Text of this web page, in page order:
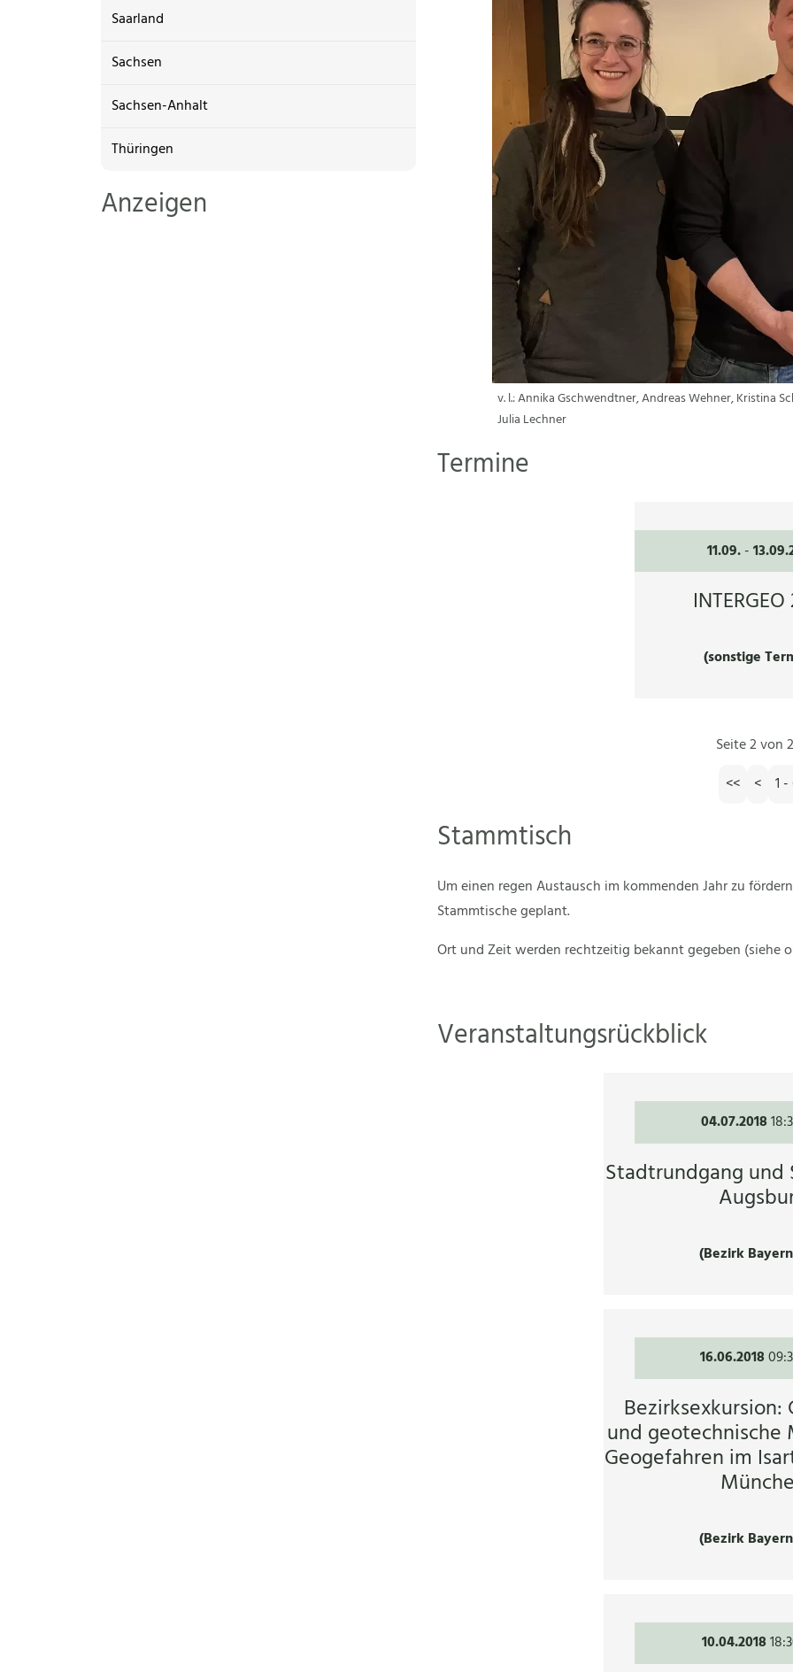
Saarland
Sachsen
Sachsen-Anhalt
Thüringen
Anzeigen
v. l.: Annika Gschwendtner, Andreas Wehner, Kristina
Julia Lechner
Termine
11.09.-
(sonstige
Seite 2 von
<<
< 1 -
Stammtisch
Um einen regen Austausch im kommenden Jahr zu
Stammtische geplant.
Ort und Zeit werden rechtzeitig bekannt gegeben (siehe
Veranstaltungsrückblick
04.07.2018
Stadtrundgang und
(Bezirk
16.06.2018
Bezirksexkursion:
und geotechnische
Geogefahren im
(Bezirk
10.04.2018